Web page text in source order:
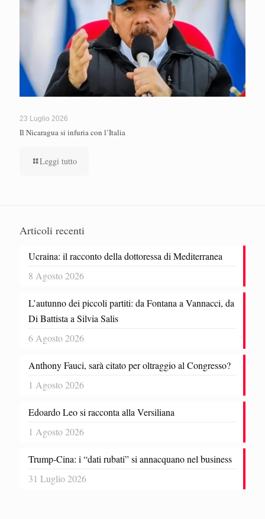
23 Luglio 2026
Il Nicaragua si infuria con l’Italia
Leggi tutto
Articoli recenti
Ucraina: il racconto della dottoressa di Mediterranea
8 Agosto 2026
L’autunno dei piccoli partiti: da Fontana a Vannacci, da
Di Battista a Silvia Salis
6 Agosto 2026
Anthony Fauci, sarà citato per oltraggio al Congresso?
1 Agosto 2026
Edoardo Leo si racconta alla Versiliana
1 Agosto 2026
Trump-Cina: i “dati rubati” si annacquano nel business
31 Luglio 2026